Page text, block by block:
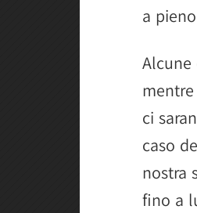
a
ci
caso
nostra
fino a